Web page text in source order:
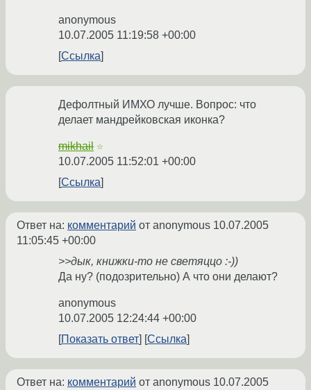
anonymous
10.07.2005 11:19:58 +00:00
Ссылка
Дефолтный ИМХО лучше. Вопрос: что
делает мандрейковская иконка?
mikhail ☆
10.07.2005 11:52:01 +00:00
Ссылка
Ответ на: комментарий от anonymous 10.07.2005
11:05:45 +00:00
>>дык, книжки-то не светяццо :-))
Да ну? (подозрительно) А что они делают?
anonymous
10.07.2005 12:24:44 +00:00
Показать ответ
Ссылка
Ответ на: комментарий от anonymous 10.07.2005